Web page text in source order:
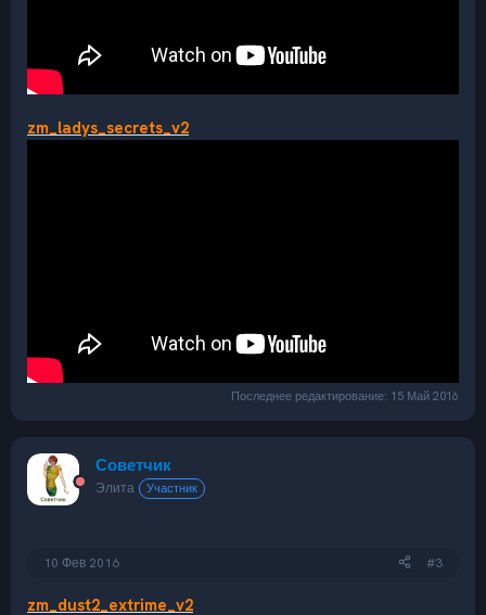
zm_ladys_secrets_v2
Последнее редактирование: 15 Май 2016
Советчик
Элита Участник
10 Фев 2016 #3
zm_dust2_extrime_v2